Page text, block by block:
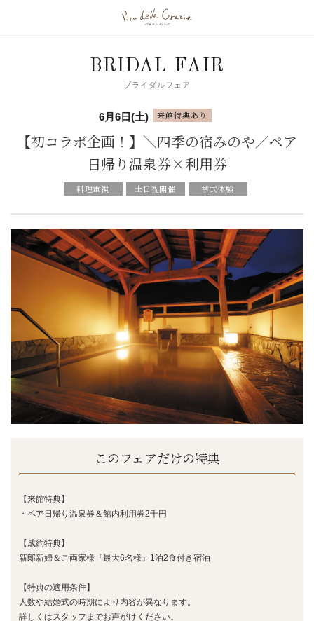
BRIDAL FAIR
ブライダルフェア
6月6日(土) 来館特典あり
【初コラボ企画！】＼四季の宿みのや／ペア
日帰り温泉券×利用券
料理重視 土日祝開催 挙式体験
このフェアだけの特典
【来館特典】
・ペア日帰り温泉券＆館内利用券2千円
【成約特典】
新郎新婦＆ご両家様『最大6名様』1泊2食付き宿泊
【特典の適用条件】
人数や結婚式の時期により内容が異なります。
詳しくはスタッフまでお声がけください。